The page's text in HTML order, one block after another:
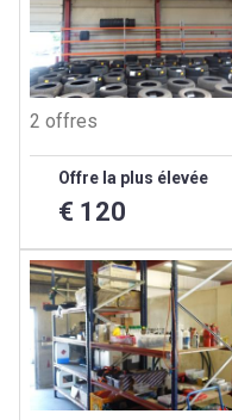
2 offres
Offre la plus élevée
€ 120